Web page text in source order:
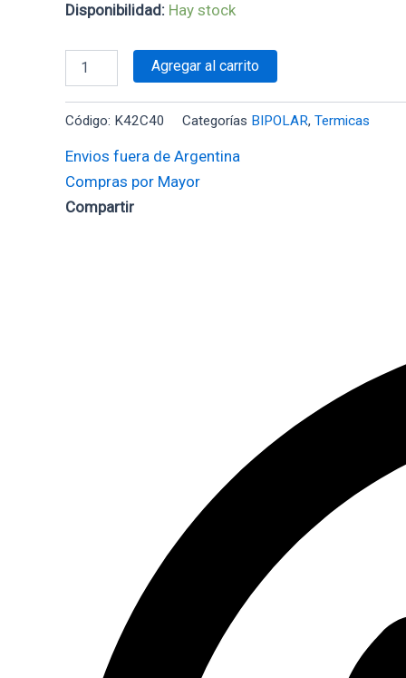
Disponibilidad: Hay stock
Agregar al carrito
Código: K42C40 Categorías BIPOLAR, Termicas
Envios fuera de Argentina
Compras por Mayor
Compartir